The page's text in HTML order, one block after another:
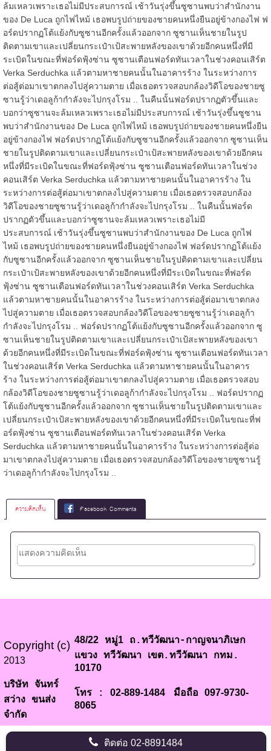
ล้มเหลวเพราะเธอไม่มีประสบการณ์ เช้าวันรุ่งขึ้นซูซานพบว่าสำนักงาน
ของ De Luca ถูกไฟไหม้ เธอพบรูปถ่ายของชายคนหนึ่งยืนอยู่ข้างกองไฟ ฟ
อร์ดปรากฏโต้แย้งกับซูซานอีกครั้งแล้วออกจาก ซูซานเห็นชายในรูป
ติดตามเขาและเปลี่ยนกระเป๋าเป้สะพายหลังของเขาด้วยอีกคนหนึ่งที่มี
ระเบิดในขณะที่ฟอร์ดฟุ้งซ่าน ซูซานเตือนฟอร์ดทันเวลาในช่วงคอนเสิร์ต
Verka Serduchka แล้วตามหาชายคนนั้นในอาคารร้าง ในระหว่างการ
ต่อสู้ต่อมาเขาตกลงไปสู่ความตาย เมื่อเธอตรวจสอบกล้องวิดีโอของชายซู
ซานรู้ว่าเดอลูก้ากำลังจะไปกรุงโรม .. ในคืนนั้นฟอร์ดปรากฏตัวขึ้นและ
บอกว่าซูซานจะล้มเหลวเพราะเธอไม่มีประสบการณ์ เช้าวันรุ่งขึ้นซูซาน
พบว่าสำนักงานของ De Luca ถูกไฟไหม้ เธอพบรูปถ่ายของชายคนหนึ่งยืน
อยู่ข้างกองไฟ ฟอร์ดปรากฏโต้แย้งกับซูซานอีกครั้งแล้วออกจาก ซูซานเห็น
ชายในรูปติดตามเขาและเปลี่ยนกระเป๋าเป้สะพายหลังของเขาด้วยอีกคน
หนึ่งที่มีระเบิดในขณะที่ฟอร์ดฟุ้งซ่าน ซูซานเตือนฟอร์ดทันเวลาในช่วง
คอนเสิร์ต Verka Serduchka แล้วตามหาชายคนนั้นในอาคารร้าง ใน
ระหว่างการต่อสู้ต่อมาเขาตกลงไปสู่ความตาย เมื่อเธอตรวจสอบกล้อง
วิดีโอของชายซูซานรู้ว่าเดอลูก้ากำลังจะไปกรุงโรม .. ในคืนนั้นฟอร์ด
ปรากฏตัวขึ้นและบอกว่าซูซานจะล้มเหลวเพราะเธอไม่มี
ประสบการณ์ เช้าวันรุ่งขึ้นซูซานพบว่าสำนักงานของ De Luca ถูกไฟ
ไหม้ เธอพบรูปถ่ายของชายคนหนึ่งยืนอยู่ข้างกองไฟ ฟอร์ดปรากฏโต้แย้ง
กับซูซานอีกครั้งแล้วออกจาก ซูซานเห็นชายในรูปติดตามเขาและเปลี่ยน
กระเป๋าเป้สะพายหลังของเขาด้วยอีกคนหนึ่งที่มีระเบิดในขณะที่ฟอร์ด
ฟุ้งซ่าน ซูซานเตือนฟอร์ดทันเวลาในช่วงคอนเสิร์ต Verka Serduchka
แล้วตามหาชายคนนั้นในอาคารร้าง ในระหว่างการต่อสู้ต่อมาเขาตกลง
ไปสู่ความตาย เมื่อเธอตรวจสอบกล้องวิดีโอของชายซูซานรู้ว่าเดอลูก้า
กำลังจะไปกรุงโรม .. ฟอร์ดปรากฏโต้แย้งกับซูซานอีกครั้งแล้วออกจาก ซู
ซานเห็นชายในรูปติดตามเขาและเปลี่ยนกระเป๋าเป้สะพายหลังของเขา
ด้วยอีกคนหนึ่งที่มีระเบิดในขณะที่ฟอร์ดฟุ้งซ่าน ซูซานเตือนฟอร์ดทันเวลา
ในช่วงคอนเสิร์ต Verka Serduchka แล้วตามหาชายคนนั้นในอาคาร
ร้าง ในระหว่างการต่อสู้ต่อมาเขาตกลงไปสู่ความตาย เมื่อเธอตรวจสอบ
กล้องวิดีโอของชายซูซานรู้ว่าเดอลูก้ากำลังจะไปกรุงโรม .. ฟอร์ดปรากฏ
โต้แย้งกับซูซานอีกครั้งแล้วออกจาก ซูซานเห็นชายในรูปติดตามเขาและ
เปลี่ยนกระเป๋าเป้สะพายหลังของเขาด้วยอีกคนหนึ่งที่มีระเบิดในขณะที่ฟ
อร์ดฟุ้งซ่าน ซูซานเตือนฟอร์ดทันเวลาในช่วงคอนเสิร์ต Verka
Serduchka แล้วตามหาชายคนนั้นในอาคารร้าง ในระหว่างการต่อสู้ต่อ
มาเขาตกลงไปสู่ความตาย เมื่อเธอตรวจสอบกล้องวิดีโอของชายซูซานรู้
ว่าเดอลูก้ากำลังจะไปกรุงโรม ..
ความคิดเห็น Facebook Comments
Copyright (c)
2013
48/22 หมู่1 ถ.ทวีวัฒนา-กาญจนาภิเษก
แขวง ทวีวัฒนา เขต.ทวีวัฒนา กทม.
10170
บริษัท จันทร์
สว่าง ขนส่ง
จำกัด
โทร : 02-889-1484 มือถือ 097-9730-
8065
ติดต่อ02-8891484